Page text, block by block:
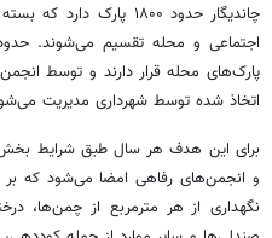
چاندیگار حدود ۱۸۰۰
پارک‌های محله قرار دارند و توسط
اتخاذ شده توسط شهرداری مدیریت
برای این هدف هر سال طبق شرایط بخش
و انجمن‌های رفاهی امضا می‌شود که بر
نگهداری از هر مترمربع از چمن‌ها،